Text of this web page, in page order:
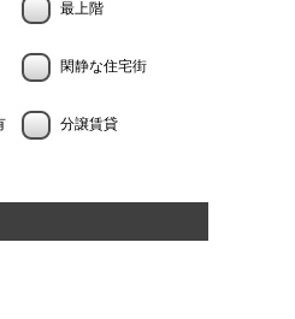
最上階
閑静な住宅街
分譲賃貸